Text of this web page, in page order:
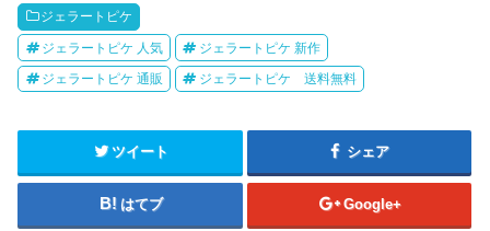
ジェラートピケ
ジェラートピケ 人気 ジェラートピケ 新作
ジェラートピケ 通販 ジェラートピケ 送料無料
ツイート シェア
はてブ Google+